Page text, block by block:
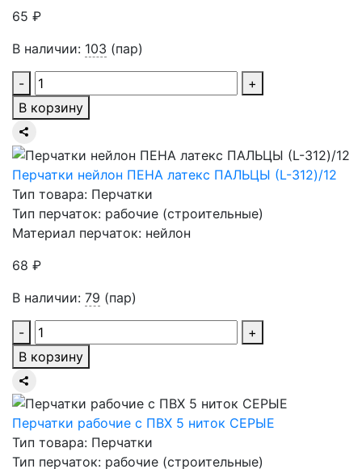
65 ₽
В наличии: 103 (пар)
-
+
В корзину
Перчатки нейлон ПЕНА латекс ПАЛЬЦЫ (L-312)/12
Тип товара: Перчатки
Тип перчаток: рабочие (строительные)
Материал перчаток: нейлон
68 ₽
В наличии: 79 (пар)
-
+
В корзину
Перчатки рабочие с ПВХ 5 ниток СЕРЫЕ
Тип товара: Перчатки
Тип перчаток: рабочие (строительные)